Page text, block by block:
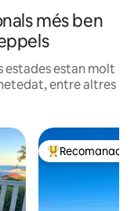
més ben
estades estan molt
entre altres
Principals
Recomanació